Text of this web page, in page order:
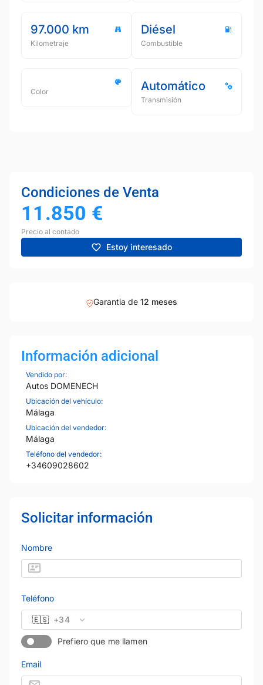
97.000 km
Kilometraje
Diésel
Combustible
Color Automático
Transmisión
Condiciones de Venta
11.850 €
Precio al contado
Estoy interesado
Garantia de 12 meses
Información adicional
Vendido por:
Autos DOMENECH
Ubicación del vehículo:
Málaga
Ubicación del vendedor:
Málaga
Teléfono del vendedor:
+34609028602
Solicitar información
Nombre
Teléfono
🇪🇸 +34
Prefiero que me llamen
Email